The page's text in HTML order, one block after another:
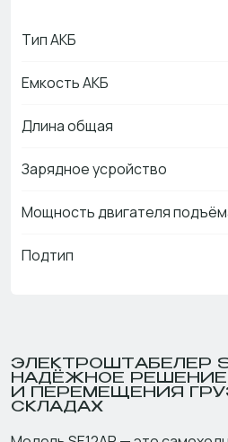
Тип АКБ
Емкость АКБ
Длина общая
Зарядное усройство
Мощность двигателя
Подтип
ЭЛЕКТРОШТАБЕЛЕР
НАДЁЖНОЕ
И ПЕРЕМЕЩЕНИЯ
СКЛАДАХ